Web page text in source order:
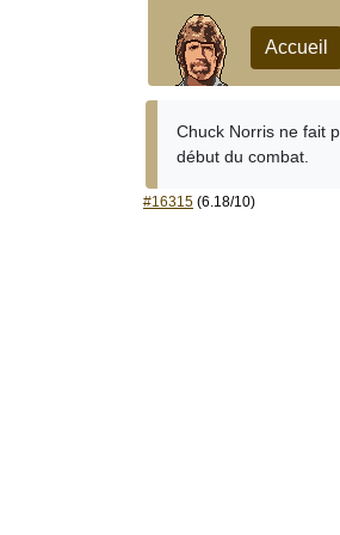
Accueil
Chuck Norris ne fait
début du combat.
#16315 (6.18/10)